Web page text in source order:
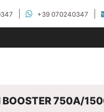
+39 070240347
BOOSTER 750A/